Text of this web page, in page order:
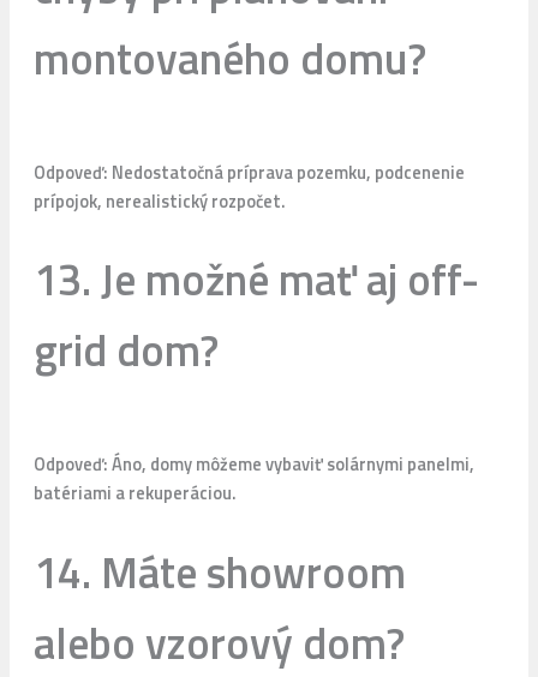
montovaného domu?
Odpoveď: Nedostatočná príprava pozemku, podcenenie
prípojok, nerealistický rozpočet.
13. Je možné mať aj off-
grid dom?
Odpoveď: Áno, domy môžeme vybaviť solárnymi panelmi,
batériami a rekuperáciou.
14. Máte showroom
alebo vzorový dom?